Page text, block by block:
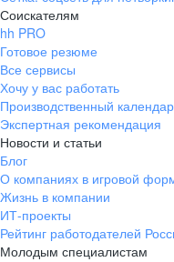
Соискателям
hh PRO
Готовое резюме
Все сервисы
Хочу у вас работать
Производственный
Экспертная рекомендация
Новости и статьи
Блог
О компаниях в игровой
Жизнь в компании
ИТ-проекты
Рейтинг работодателей
Молодым специалистам